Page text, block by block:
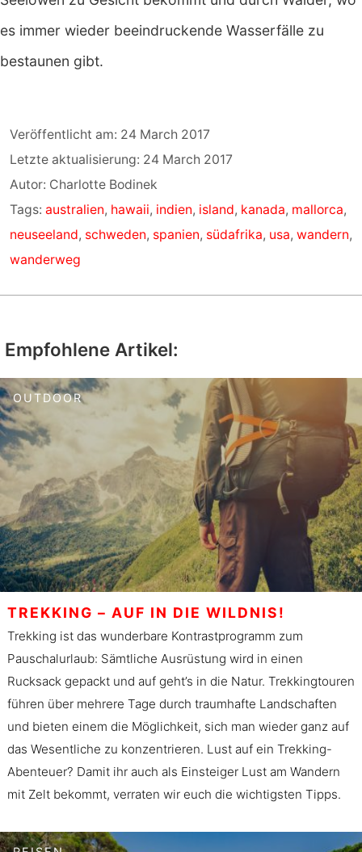
es immer wieder beeindruckende Wasserfälle zu
bestaunen gibt.
Veröffentlicht am: 24 March 2017
Letzte aktualisierung: 24 March 2017
Autor: Charlotte Bodinek
Tags: australien, hawaii, indien, island, kanada, mallorca,
neuseeland, schweden, spanien, südafrika, usa, wandern,
wanderweg
Empfohlene Artikel:
OUTDOOR
TREKKING – AUF IN DIE WILDNIS!
Trekking ist das wunderbare Kontrastprogramm zum
Pauschalurlaub: Sämtliche Ausrüstung wird in einen
Rucksack gepackt und auf geht’s in die Natur. Trekkingtouren
führen über mehrere Tage durch traumhafte Landschaften
und bieten einem die Möglichkeit, sich man wieder ganz auf
das Wesentliche zu konzentrieren. Lust auf ein Trekking-
Abenteuer? Damit ihr auch als Einsteiger Lust am Wandern
mit Zelt bekommt, verraten wir euch die wichtigsten Tipps.